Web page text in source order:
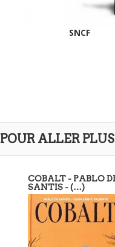
SNCF
POUR ALLER
COBALT - PABLO
SANTIS - (…)